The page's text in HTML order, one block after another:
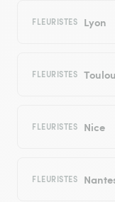
FLEURISTES Lyon
FLEURISTES
FLEURISTES Nice
FLEURISTES